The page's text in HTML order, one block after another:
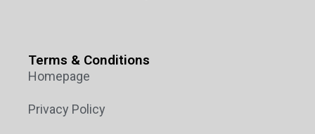
Terms & Conditions
Homepage
Privacy Policy